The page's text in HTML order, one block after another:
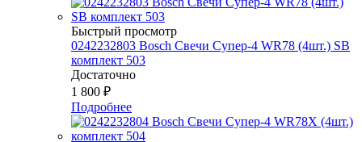
Быстрый просмотр
0242232803 Bosch Свечи Супер-4 WR78 (4шт.) SB
комплект 503
Достаточно
1 800 ₽
Подробнее